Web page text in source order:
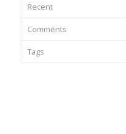
Recent
Comments
Tags